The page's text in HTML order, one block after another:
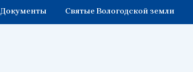
Документы Святые Вологодской земли